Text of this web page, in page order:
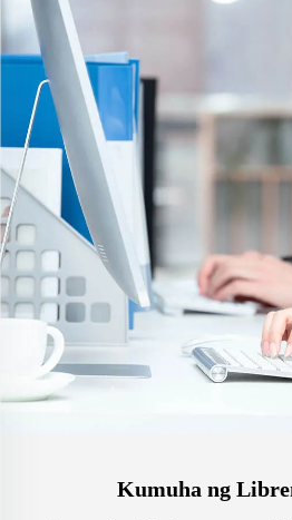
Kumuha ng